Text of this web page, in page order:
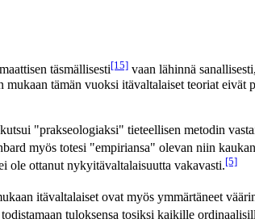
täsmällisesti[15] vaan lähinnä
tämän vuoksi itävaltalaiset teoriat eivät
"prakseologiaksi" tieteellisen metodin
myös totesi "empiriansa" olevan niin
ole ottanut nykyitävaltalaisuutta vakavasti.[5]
itävaltalaiset ovat myös ymmärtäneet
tuloksensa tosiksi kaikille